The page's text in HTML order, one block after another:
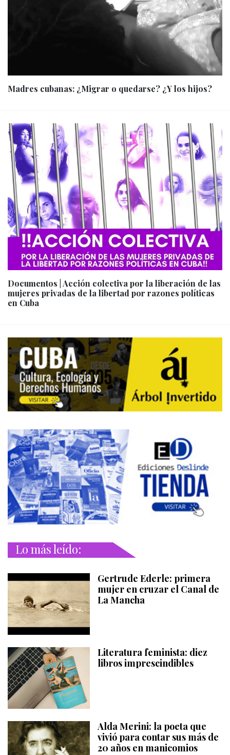
Madres cubanas: ¿Migrar o quedarse? ¿Y los hijos?
Documentos | Acción colectiva por la liberación de las
mujeres privadas de la libertad por razones políticas
en Cuba
Lo más leído:
Gertrude Ederle: primera
mujer en cruzar el Canal de
La Mancha
Literatura feminista: diez
libros imprescindibles
Alda Merini: la poeta que
vivió para contar sus más de
20 años en manicomios